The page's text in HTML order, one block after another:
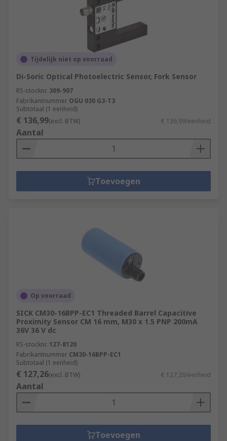
Tijdelijk niet op voorraad
Di-Soric Optical Photoelectric Sensor, Fork Sensor
RS-stocknr. 309-907
Fabrikantnummer OGU 030 G3-T3
Subtotaal (1 eenheid)
€ 136,99(excl. BTW) € 136,99/eenheid
Aantal
Toevoegen
Op voorraad
SICK CM30-16BPP-EC1 Threaded Barrel Capacitive
Proximity Sensor CM 16 mm, M30 x 1.5 PNP 200mA
36V 36 V dc
RS-stocknr. 127-8120
Fabrikantnummer CM30-16BPP-EC1
Subtotaal (1 eenheid)
€ 127,26(excl. BTW) € 127,26/eenheid
Aantal
Toevoegen